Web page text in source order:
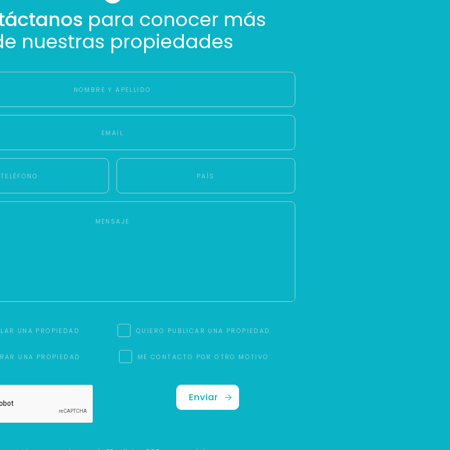
para conocer más
nuestras propiedades
UNA PROPIEDAD QUIERO PUBLICAR UNA PROPIEDAD
UNA PROPIEDAD ME CONTACTO POR OTRO MOTIVO
Enviar
Con estos datos podemos responderte mejor y más rápido.